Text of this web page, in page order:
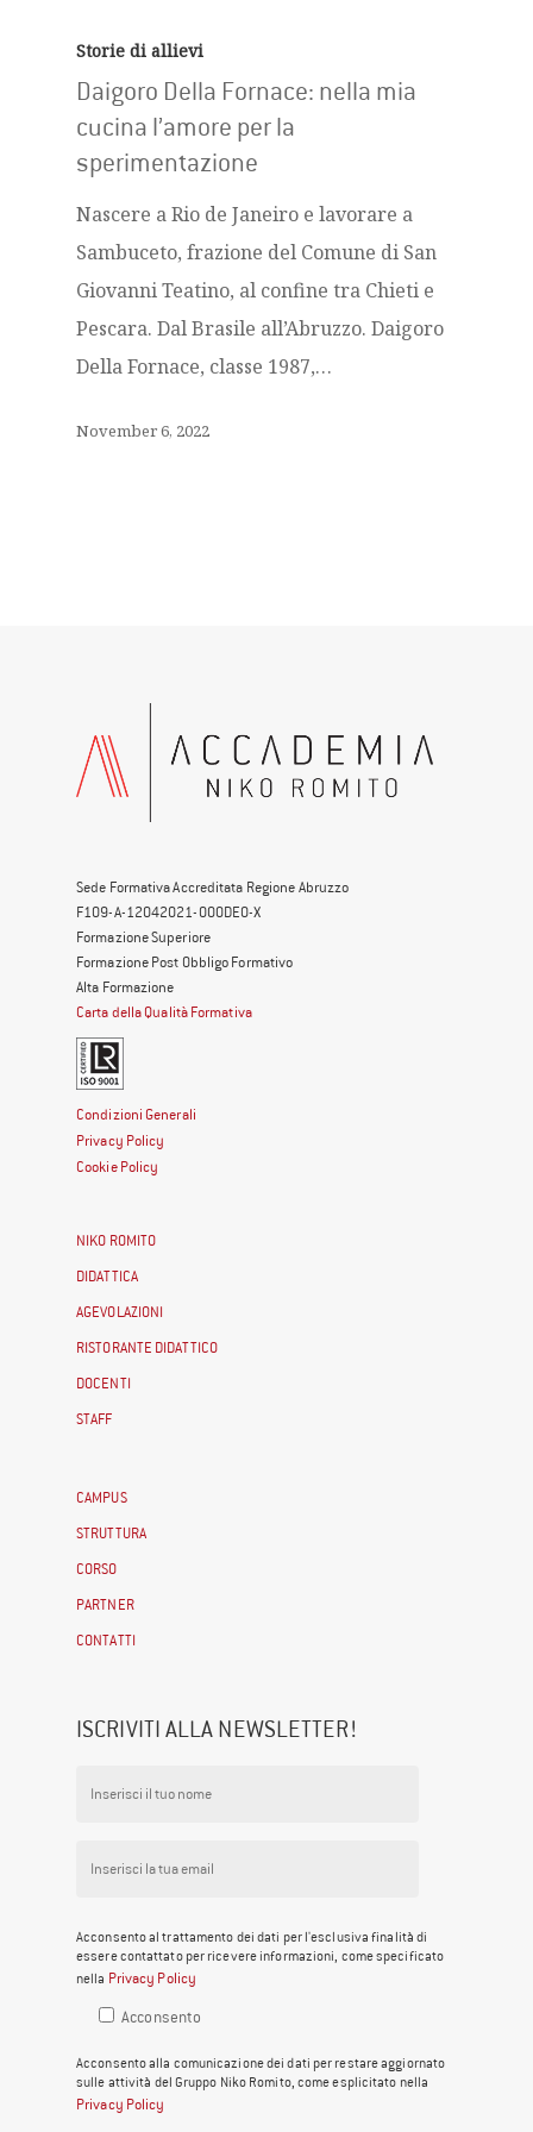
Storie di allievi
Daigoro Della Fornace: nella mia
cucina l’amore per la
sperimentazione
Nascere a Rio de Janeiro e lavorare a
Sambuceto, frazione del Comune di San
Giovanni Teatino, al confine tra Chieti e
Pescara. Dal Brasile all’Abruzzo. Daigoro
Della Fornace, classe 1987,…
November 6, 2022
Sede Formativa Accreditata Regione Abruzzo
F109-A-12042021-000DE0-X
Formazione Superiore
Formazione Post Obbligo Formativo
Alta Formazione
Carta della Qualità Formativa
Condizioni Generali
Privacy Policy
Cookie Policy
NIKO ROMITO
DIDATTICA
AGEVOLAZIONI
RISTORANTE DIDATTICO
DOCENTI
STAFF
CAMPUS
STRUTTURA
CORSO
PARTNER
CONTATTI
ISCRIVITI ALLA NEWSLETTER!
Acconsento al trattamento dei dati per l'esclusiva finalità di
essere contattato per ricevere informazioni, come specificato
nella Privacy Policy
Acconsento
Acconsento alla comunicazione dei dati per restare aggiornato
sulle attività del Gruppo Niko Romito, come esplicitato nella
Privacy Policy